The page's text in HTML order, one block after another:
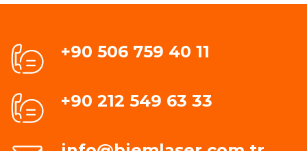
+90 506 759 40 11
+90 212 549 63 33